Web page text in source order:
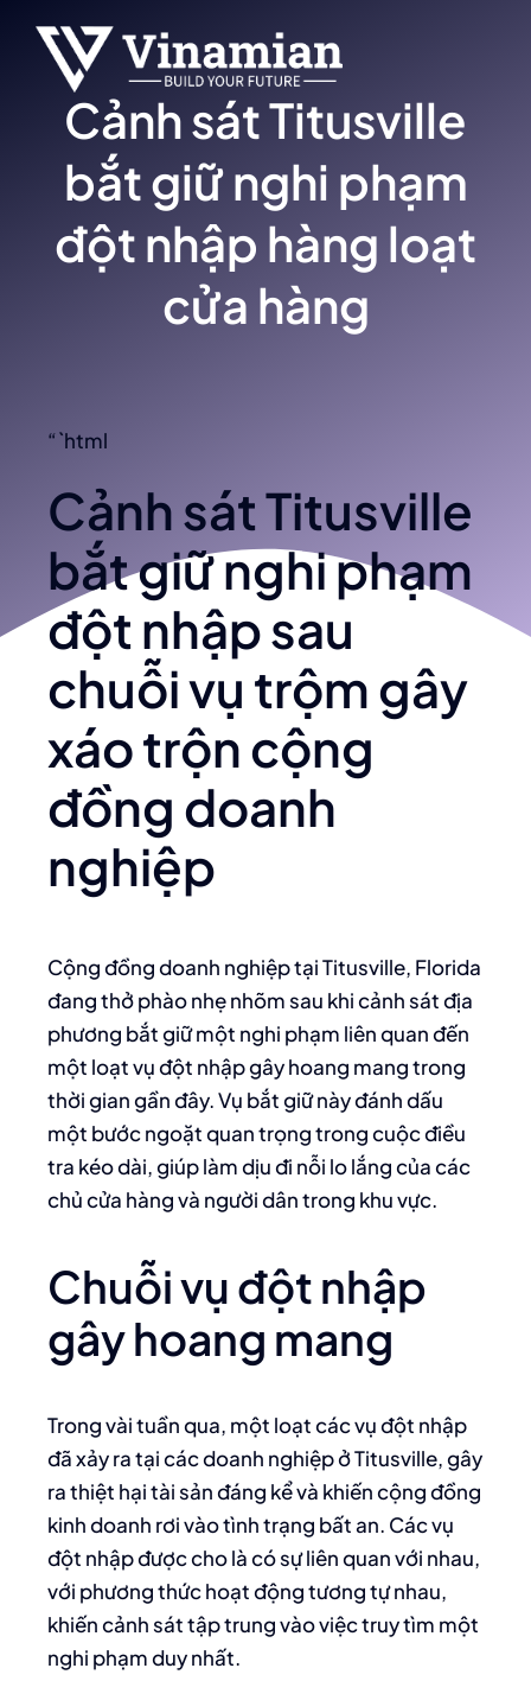
content
Cảnh sát Titusville
bắt giữ nghi phạm
đột nhập hàng loạt
cửa hàng
“`html
Cảnh sát Titusville
bắt giữ nghi phạm
đột nhập sau
chuỗi vụ trộm gây
xáo trộn cộng
đồng doanh
nghiệp
Cộng đồng doanh nghiệp tại Titusville, Florida
đang thở phào nhẹ nhõm sau khi cảnh sát địa
phương bắt giữ một nghi phạm liên quan đến
một loạt vụ đột nhập gây hoang mang trong
thời gian gần đây. Vụ bắt giữ này đánh dấu
một bước ngoặt quan trọng trong cuộc điều
tra kéo dài, giúp làm dịu đi nỗi lo lắng của các
chủ cửa hàng và người dân trong khu vực.
Chuỗi vụ đột nhập
gây hoang mang
Trong vài tuần qua, một loạt các vụ đột nhập
đã xảy ra tại các doanh nghiệp ở Titusville, gây
ra thiệt hại tài sản đáng kể và khiến cộng đồng
kinh doanh rơi vào tình trạng bất an. Các vụ
đột nhập được cho là có sự liên quan với nhau,
với phương thức hoạt động tương tự nhau,
khiến cảnh sát tập trung vào việc truy tìm một
nghi phạm duy nhất.